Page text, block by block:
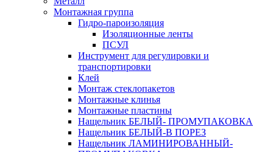
Монтажная группа
Гидро-пароизоляция
Изоляционные ленты
ПСУЛ
Инструмент для регулировки и
транспортировки
Клей
Монтаж стеклопакетов
Монтажные клинья
Монтажные пластины
Нащельник БЕЛЫЙ- ПРОМУПАКОВКА
Нащельник БЕЛЫЙ-В ПОРЕЗ
Нащельник ЛАМИНИРОВАННЫЙ-